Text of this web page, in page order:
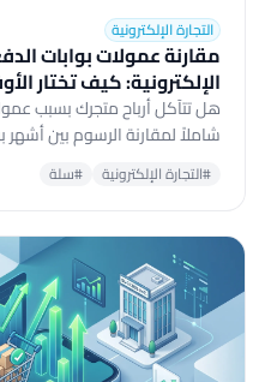
التجارة الإلكترونية
مقارنة عمولات بوابات
الإلكترونية: كيف تختار
هل تتآكل أرباح متجرك بسبب
شاملاً لمقارنة الرسوم بين
#التجارة الإلكترونية #سلة